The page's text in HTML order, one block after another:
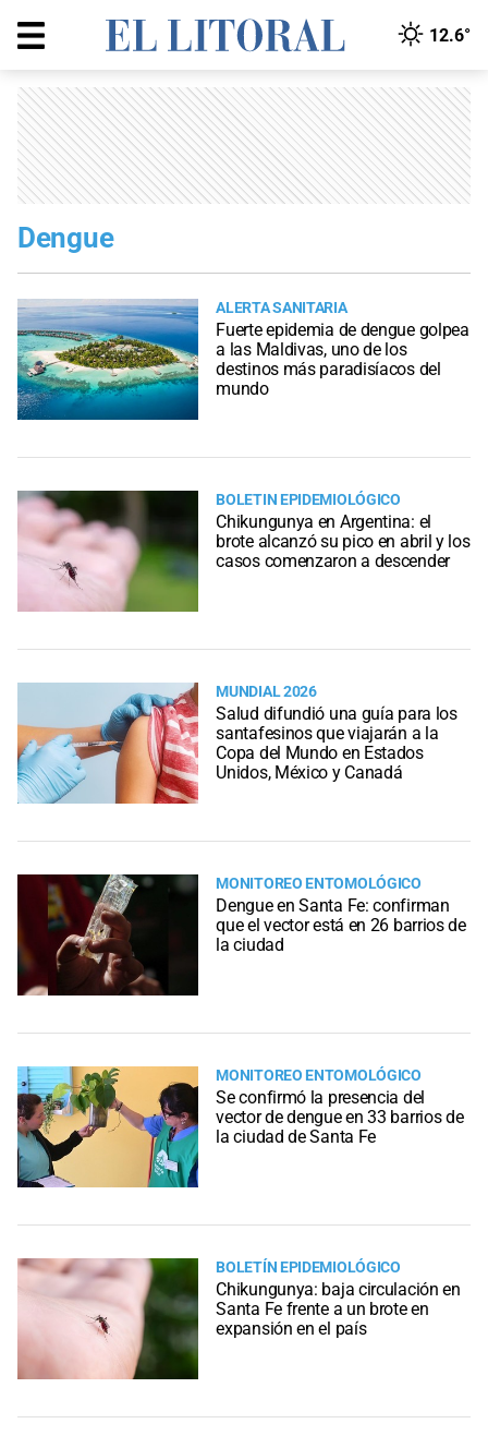
12.6°
Dengue
ALERTA SANITARIA
Fuerte epidemia de dengue golpea
a las Maldivas, uno de los
destinos más paradisíacos del
mundo
BOLETIN EPIDEMIOLÓGICO
Chikungunya en Argentina: el
brote alcanzó su pico en abril y los
casos comenzaron a descender
MUNDIAL 2026
Salud difundió una guía para los
santafesinos que viajarán a la
Copa del Mundo en Estados
Unidos, México y Canadá
MONITOREO ENTOMOLÓGICO
Dengue en Santa Fe: confirman
que el vector está en 26 barrios de
la ciudad
MONITOREO ENTOMOLÓGICO
Se confirmó la presencia del
vector de dengue en 33 barrios de
la ciudad de Santa Fe
BOLETÍN EPIDEMIOLÓGICO
Chikungunya: baja circulación en
Santa Fe frente a un brote en
expansión en el país